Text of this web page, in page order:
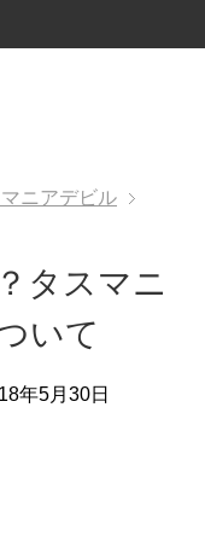
ニアデビル
タスマニ
いて
年5月30日